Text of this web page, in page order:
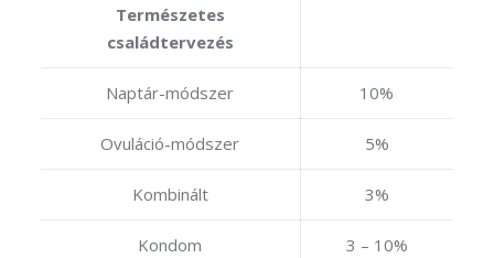
Természetes
családtervezés
Naptár-módszer 10%
Ovuláció-módszer 5%
Kombinált 3%
Kondom 3 – 10%